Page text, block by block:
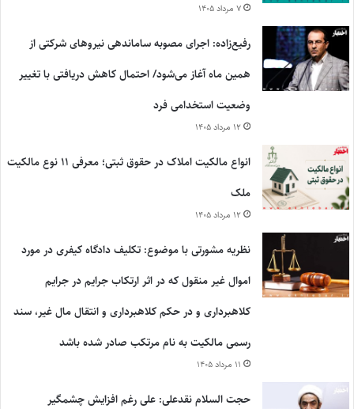
۷ مرداد ۱۴۰۵
رفیع‌زاده: اجرای مصوبه ساماندهی نیروهای شرکتی از
همین ماه آغاز می‌شود/ احتمال کاهش دریافتی با تغییر
وضعیت استخدامی فرد
۱۲ مرداد ۱۴۰۵
انواع مالکیت املاک در حقوق ثبتی؛ معرفی ۱۱ نوع مالکیت
ملک
۱۲ مرداد ۱۴۰۵
نظریه مشورتی با موضوع: تکلیف دادگاه کیفری در مورد
اموال غیر منقول که در اثر ارتکاب جرایم در جرایم
کلاهبرداری و در حکم کلاهبرداری و انتقال مال غیر، سند
رسمی مالکیت به نام مرتکب صادر شده باشد
۱۱ مرداد ۱۴۰۵
حجت السلام نقدعلی: علی رغم افزایش چشمگیر